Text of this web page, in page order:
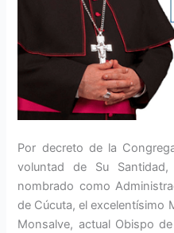
Por decreto de la
voluntad de Su
nombrado como
de Cúcuta, el excelentísimo
Monsalve, actual Obispo